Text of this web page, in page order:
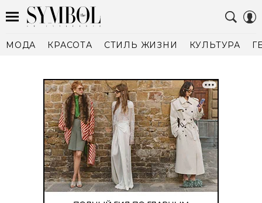
МОДА КРАСОТА СТИЛЬ ЖИЗНИ КУЛЬТУРА